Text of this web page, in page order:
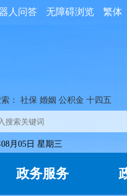
繁体
无障碍浏览
人问答
： 社保 婚姻 公积金 十四五
月05日 星期三
政务服务